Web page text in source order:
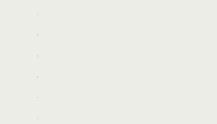
.
.
.
.
.
.